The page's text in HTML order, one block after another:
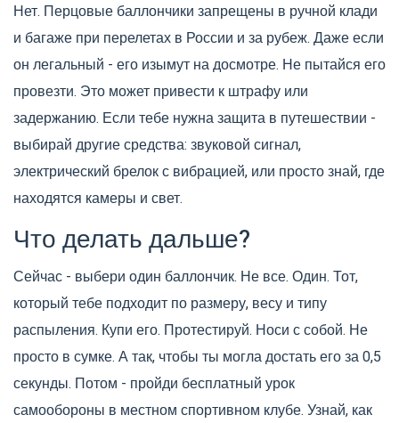
Нет. Перцовые баллончики запрещены в ручной клади
и багаже при перелетах в России и за рубеж. Даже если
он легальный - его изымут на досмотре. Не пытайся его
провезти. Это может привести к штрафу или
задержанию. Если тебе нужна защита в путешествии -
выбирай другие средства: звуковой сигнал,
электрический брелок с вибрацией, или просто знай, где
находятся камеры и свет.
Что делать дальше?
Сейчас - выбери один баллончик. Не все. Один. Тот,
который тебе подходит по размеру, весу и типу
распыления. Купи его. Протестируй. Носи с собой. Не
просто в сумке. А так, чтобы ты могла достать его за 0,5
секунды. Потом - пройди бесплатный урок
самообороны в местном спортивном клубе. Узнай, как